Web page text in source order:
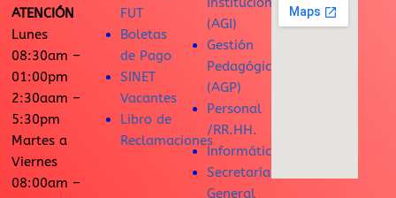
ATENCIÓN
Lunes
08:30am –
01:00pm
2:30aam –
5:30pm
Martes a
Viernes
08:00am –
FUT
Boletas
de Pago
SINET
Vacantes
Libro de
Reclamaciones
(AGI)
Gestión
Pedagógica
(AGP)
Personal
/RR.HH.
Informática
Secretaría
General